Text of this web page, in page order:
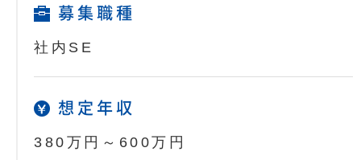
募集職種
社内SE
想定年収
380万円～600万円